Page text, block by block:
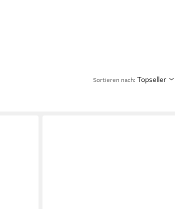
Sortieren nach: Topseller